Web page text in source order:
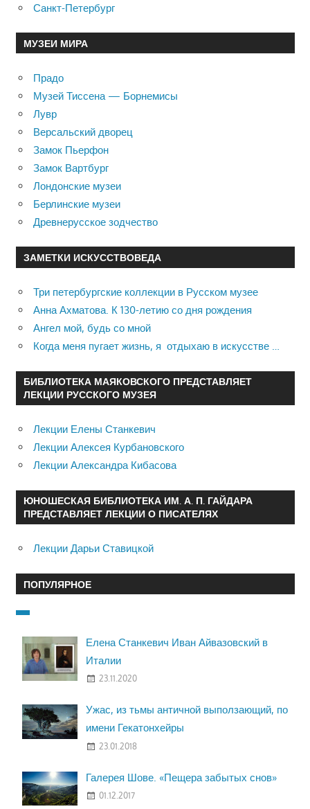
Санкт-Петербург
МУЗЕИ МИРА
Прадо
Музей Тиссена — Борнемисы
Лувр
Версальский дворец
Замок Пьерфон
Замок Вартбург
Лондонские музеи
Берлинские музеи
Древнерусское зодчество
ЗАМЕТКИ ИСКУССТВОВЕДА
Три петербургские коллекции в Русском музее
Анна Ахматова. К 130-летию со дня рождения
Ангел мой, будь со мной
Когда меня пугает жизнь, я отдыхаю в искусстве …
БИБЛИОТЕКА МАЯКОВСКОГО ПРЕДСТАВЛЯЕТ
ЛЕКЦИИ РУССКОГО МУЗЕЯ
Лекции Елены Станкевич
Лекции Алексея Курбановского
Лекции Александра Кибасова
ЮНОШЕСКАЯ БИБЛИОТЕКА ИМ. А. П. ГАЙДАРА
ПРЕДСТАВЛЯЕТ ЛЕКЦИИ О ПИСАТЕЛЯХ
Лекции Дарьи Ставицкой
ПОПУЛЯРНОЕ
Елена Станкевич Иван Айвазовский в
Италии
23.11.2020
Ужас, из тьмы античной выползающий, по
имени Гекатонхейры
23.01.2018
Галерея Шове. «Пещера забытых снов»
01.12.2017